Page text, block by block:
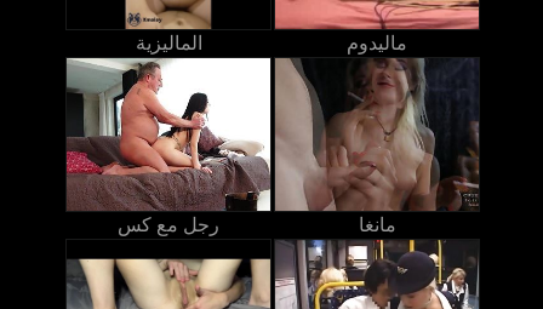
الماليزية ماليدوم
رجل مع كس مانغا